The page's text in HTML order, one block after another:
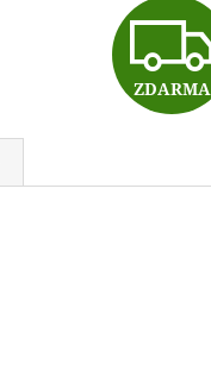
ZDARMA